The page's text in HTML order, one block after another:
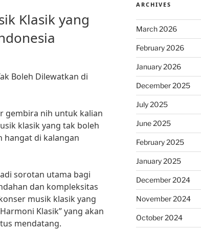
Klasik yang
Boleh Dilewatkan di
gembira nih untuk kalian
klasik yang tak boleh
hangat di kalangan
sorotan utama bagi
dan kompleksitas
musik klasik yang
Klasik” yang akan
mendatang.
ARCHIVES
March 2026
February 2026
January 2026
December 2025
July 2025
June 2025
February 2025
January 2025
December 2024
November 2024
October 2024